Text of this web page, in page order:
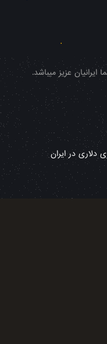
عزیز میباشد.
دلاری در ایران